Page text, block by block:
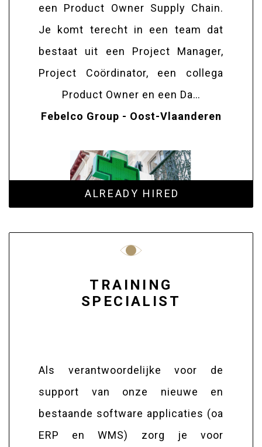
een Product Owner Supply Chain.
Je komt terecht in een team dat
bestaat uit een Project Manager,
Project Coördinator, een collega
Product Owner en een Da…
Febelco Group - Oost-Vlaanderen
ALREADY HIRED
TRAINING
SPECIALIST
Als verantwoordelijke voor de
support van onze nieuwe en
bestaande software applicaties (oa
ERP en WMS) zorg je voor